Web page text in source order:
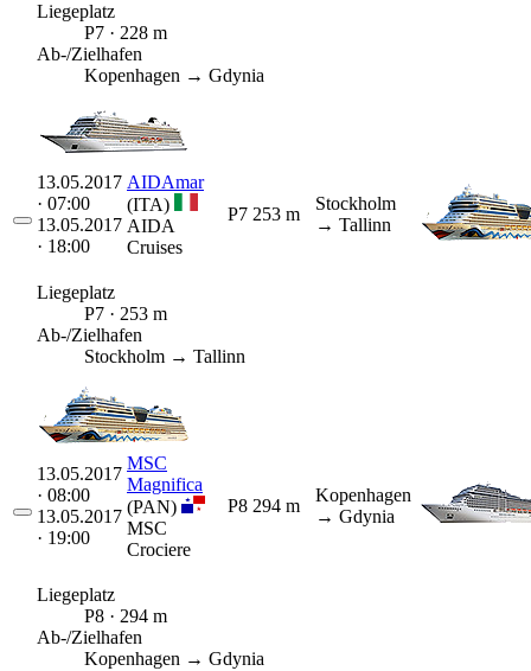
Liegeplatz
P7 · 228 m
Ab-/Zielhafen
Kopenhagen → Gdynia
13.05.2017
· 07:00
13.05.2017
· 18:00
AIDAmar
(ITA)
AIDA
Cruises
P7 253 m
Stockholm
→ Tallinn
Liegeplatz
P7 · 253 m
Ab-/Zielhafen
Stockholm → Tallinn
13.05.2017
· 08:00
13.05.2017
· 19:00
MSC
Magnifica
(PAN)
MSC
Crociere
P8 294 m
Kopenhagen
→ Gdynia
Liegeplatz
P8 · 294 m
Ab-/Zielhafen
Kopenhagen → Gdynia